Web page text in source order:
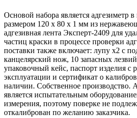
Основой набора является адгезиметр
размером 120 х 80 х 1 мм из
адгезивная лента Эксперт-2409 для
частиц краски в процессе проверки
поставки также включает: лупу х2 с
канцелярский нож, 10 запасных
упаковочный кейс, паспорт изделия с
эксплуатации и сертификат о
наличии. Собственное производство.
является испытательным
измерения, поэтому поверке не
откалиброван по желанию заказчика.